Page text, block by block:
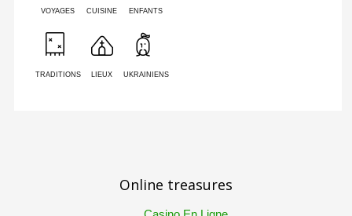
VOYAGES CUISINE ENFANTS
TRADITIONS LIEUX UKRAINIENS
Online treasures